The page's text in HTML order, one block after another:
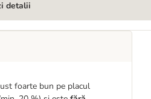
detalii
foarte bun pe placul